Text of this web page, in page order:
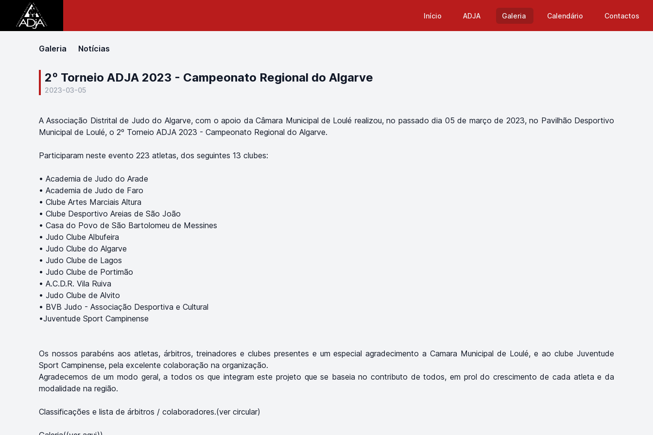
Início ADJA Galeria Calendário Contactos
Galeria Notícias
2º Torneio ADJA 2023 - Campeonato Regional do Algarve
2023-03-05
A Associação Distrital de Judo do Algarve, com o apoio da Câmara Municipal de Loulé realizou, no passado dia 05 de março de 2023, no Pavilhão Desportivo
Municipal de Loulé, o 2º Torneio ADJA 2023 - Campeonato Regional do Algarve.
Participaram neste evento 223 atletas, dos seguintes 13 clubes:
• Academia de Judo do Arade
• Academia de Judo de Faro
• Clube Artes Marciais Altura
• Clube Desportivo Areias de São João
• Casa do Povo de São Bartolomeu de Messines
• Judo Clube Albufeira
• Judo Clube do Algarve
• Judo Clube de Lagos
• Judo Clube de Portimão
• A.C.D.R. Vila Ruiva
• Judo Clube de Alvito
• BVB Judo - Associação Desportiva e Cultural
•Juventude Sport Campinense
Os nossos parabéns aos atletas, árbitros, treinadores e clubes presentes e um especial agradecimento a Camara Municipal de Loulé, e ao clube Juventude
Sport Campinense, pela excelente colaboração na organização.
Agradecemos de um modo geral, a todos os que integram este projeto que se baseia no contributo de todos, em prol do crescimento de cada atleta e da
modalidade na região.
Classificações e lista de árbitros / colaboradores.(ver circular)